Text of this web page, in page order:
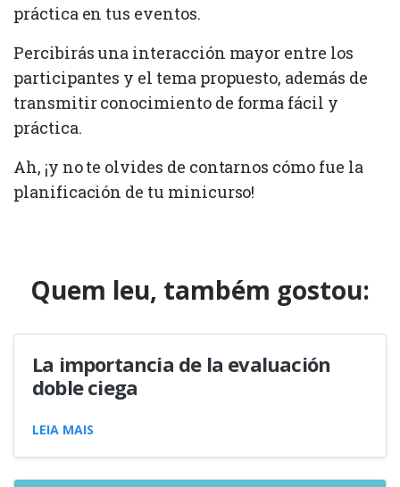
práctica en tus eventos.
Percibirás una interacción mayor entre los
participantes y el tema propuesto, además de
transmitir conocimiento de forma fácil y
práctica.
Ah, ¡y no te olvides de contarnos cómo fue la
planificación de tu minicurso!
Quem leu, também gostou:
La importancia de la evaluación
doble ciega
LEIA MAIS